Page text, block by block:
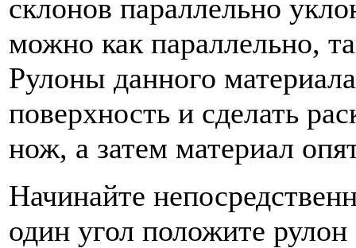
склонов параллельно
можно как параллельно,
Рулоны данного
поверхность и сделать
нож, а затем материал
Начинайте
один угол положите